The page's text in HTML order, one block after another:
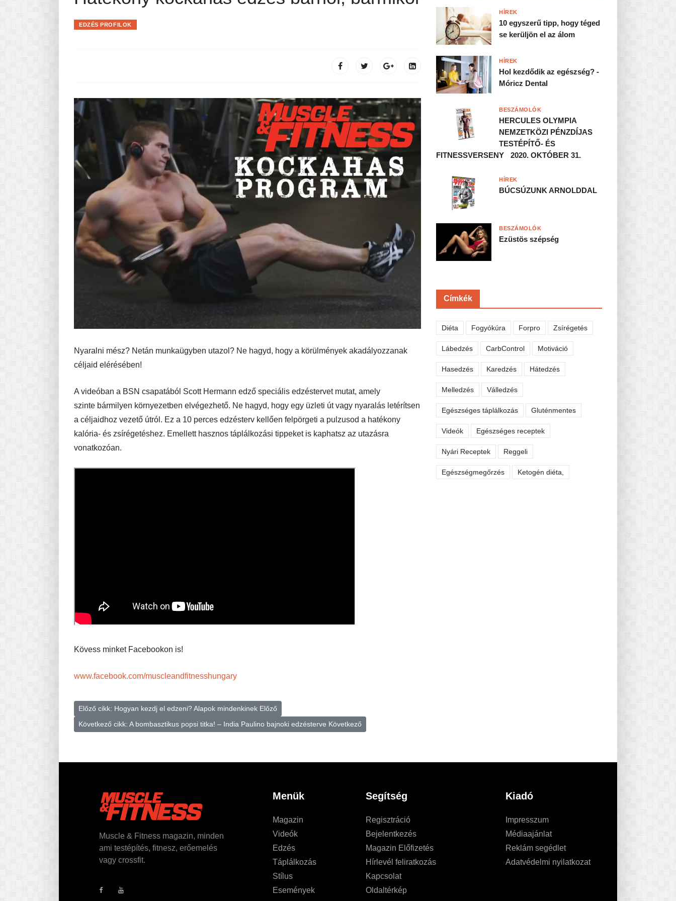
Pasta-túra - avagy A TÉSZTA TÖRTÉNETE
MINDENNAPI KENYERÜNK
EDZÉS PROFILOK
Nyaralni mész? Netán munkaügyben utazol? Ne hagyd, hogy a körülmények akadályozzanak
céljaid elérésében!
A videóban a BSN csapatából Scott Hermann edző speciális edzéstervet mutat, amely
szinte bármilyen környezetben elvégezhető. Ne hagyd, hogy egy üzleti út vagy nyaralás letérítsen
a céljaidhoz vezető útról. Ez a 10 perces edzésterv kellően felpörgeti a pulzusod a hatékony
kalória- és zsírégetéshez. Emellett hasznos táplálkozási tippeket is kaphatsz az utazásra
vonatkozóan.
Kövess minket Facebookon is!
www.facebook.com/muscleandfitnesshungary
Előző cikk: Hogyan kezdj el edzeni? Alapok mindenkinek Előző
Következő cikk: A bombasztikus popsi titka! – India Paulino bajnoki edzésterve Következő
10 egyszerű tipp, hogy téged
se kerüljön el az álom
HÍREK
Hol kezdődik az egészség? -
Móricz Dental
HÍREK
HERCULES OLYMPIA
NEMZETKÖZI PÉNZDÍJAS
TESTÉPÍTŐ- ÉS
FITNESSVERSENY 2020. OKTÓBER 31.
BESZÁMOLÓK
BÚCSÚZUNK ARNOLDDAL
HÍREK
Ezüstös szépség
BESZÁMOLÓK
Címkék
Diéta Fogyókúra Forpro Zsírégetés
Lábedzés CarbControl Motiváció
Hasedzés Karedzés Hátedzés
Melledzés Válledzés
Egészséges táplálkozás Gluténmentes
Videók Egészséges receptek
Nyári Receptek Reggeli
Egészségmegőrzés Ketogén diéta,
Muscle & Fitness magazin, minden
ami testépítés, fitnesz, erőemelés
vagy crossfit.
Menük
Magazin
Videók
Edzés
Táplálkozás
Stílus
Események
Segítség
Regisztráció
Bejelentkezés
Magazin Előfizetés
Hírlevél feliratkozás
Kapcsolat
Oldaltérkép
Kiadó
Impresszum
Médiaajánlat
Reklám segédlet
Adatvédelmi nyilatkozat